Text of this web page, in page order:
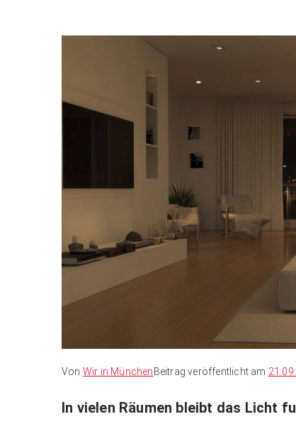
Von Wir in München Beitrag veröffentlicht am
In vielen Räumen bleibt das Licht